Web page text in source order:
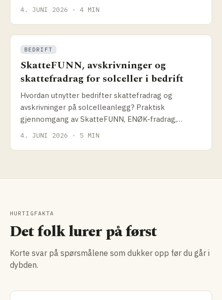
kan reduseres.
4. JUNI 2026 · 4 MIN
BEDRIFT
SkatteFUNN, avskrivninger og
skattefradrag for solceller i bedrift
Hvordan utnytter bedrifter skattefradrag og
avskrivninger på solcelleanlegg? Praktisk
gjennomgang av SkatteFUNN, ENØK-fradrag,
avskrivningssatser og hvordan disse påvirker reell
4. JUNI 2026 · 5 MIN
HURTIGFAKTA
Det folk lurer på først
Korte svar på spørsmålene som dukker opp før du går i
dybden.